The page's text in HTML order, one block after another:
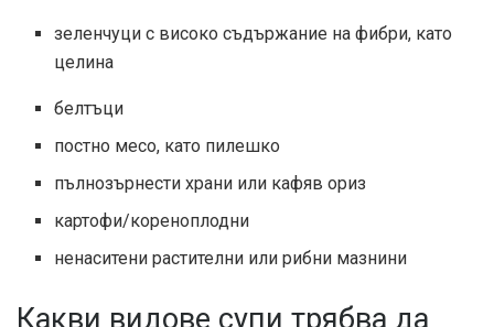
зеленчуци с високо съдържание на фибри, като
целина
белтъци
постно месо, като пилешко
пълнозърнести храни или кафяв ориз
картофи/кореноплодни
ненаситени растителни или рибни мазнини
Какви видове супи трябва да